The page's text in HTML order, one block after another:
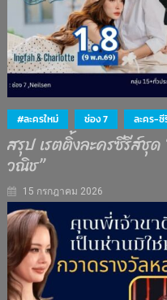
#ละครใหม่ ช่อง 7 ละคร-ซี
สรุป เรตติ้งละครซีรีส์ชุด
วณิช”
15 กรกฎาคม 2026